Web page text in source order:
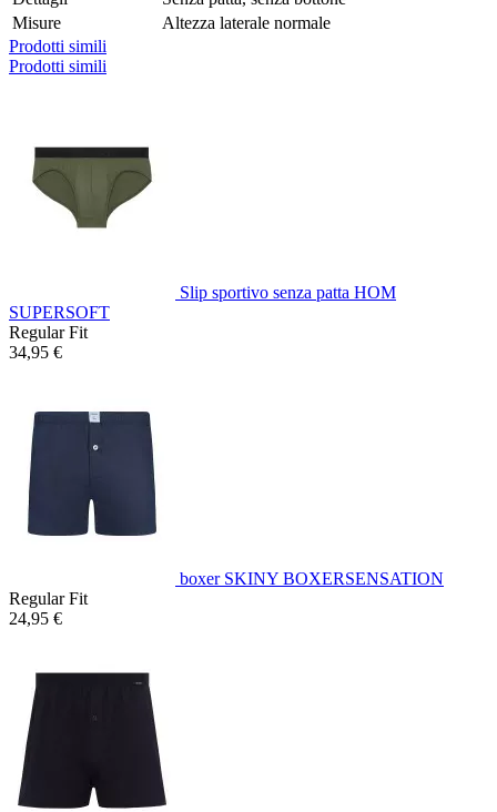
Misure
Altezza laterale normale
Prodotti simili
Prodotti simili
Slip sportivo senza patta HOM
SUPERSOFT
Regular Fit
34,95 €
boxer SKINY BOXERSENSATION
Regular Fit
24,95 €